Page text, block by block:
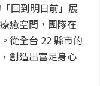
回到明日前」展
癒空間，團隊在
從全台 22 縣市的
創造出富足身心